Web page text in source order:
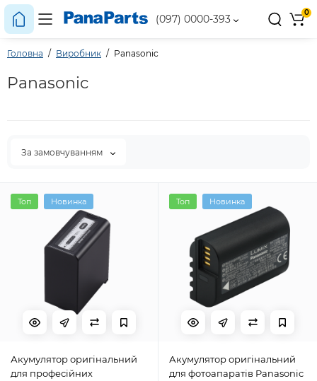
(097) 0000-393
0
Головна Виробник Panasonic
Panasonic
За замовчуванням
Топ Новинка
Акумулятор оригінальний
для професійних
Топ Новинка
Акумулятор оригінальний
для фотоапаратів Panasonic